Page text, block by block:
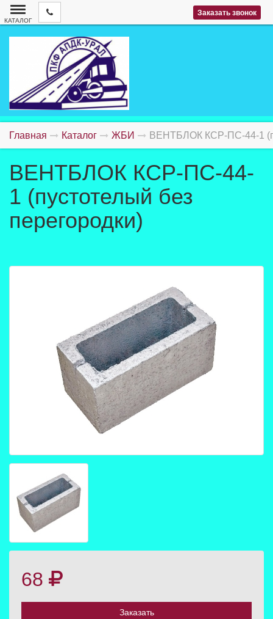
Заказать звонок
КАТАЛОГ
Главная Каталог ЖБИ ВЕНТБЛОК КСР-ПС-44-1
ВЕНТБЛОК КСР-ПС-44-
1 (пустотелый без
перегородки)
68
Заказать